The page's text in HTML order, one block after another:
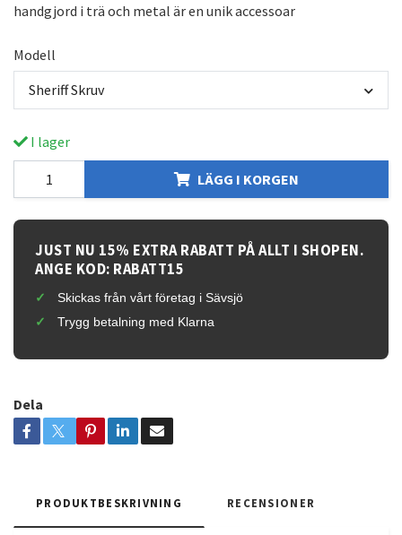
handgjord i trä och metal är en unik accessoar
Modell
Sheriff Skruv
I lager
LÄGG I KORGEN
JUST NU 15% EXTRA RABATT PÅ ALLT I SHOPEN.
ANGE KOD: RABATT15
Skickas från vårt företag i Sävsjö
Trygg betalning med Klarna
Dela
PRODUKTBESKRIVNING RECENSIONER